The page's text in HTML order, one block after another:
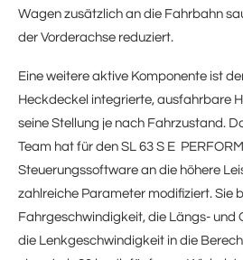
Wagen zusätzlich an die Fahrbahn
der Vorderachse reduziert.
Eine weitere aktive Komponente ist
Heckdeckel integrierte, ausfahrbare
seine Stellung je nach Fahrzustand.
Team hat für den SL 63 S E
Steuerungssoftware an die höhere
zahlreiche Parameter modifiziert. Sie
Fahrgeschwindigkeit, die Längs- und
die Lenkgeschwindigkeit in die